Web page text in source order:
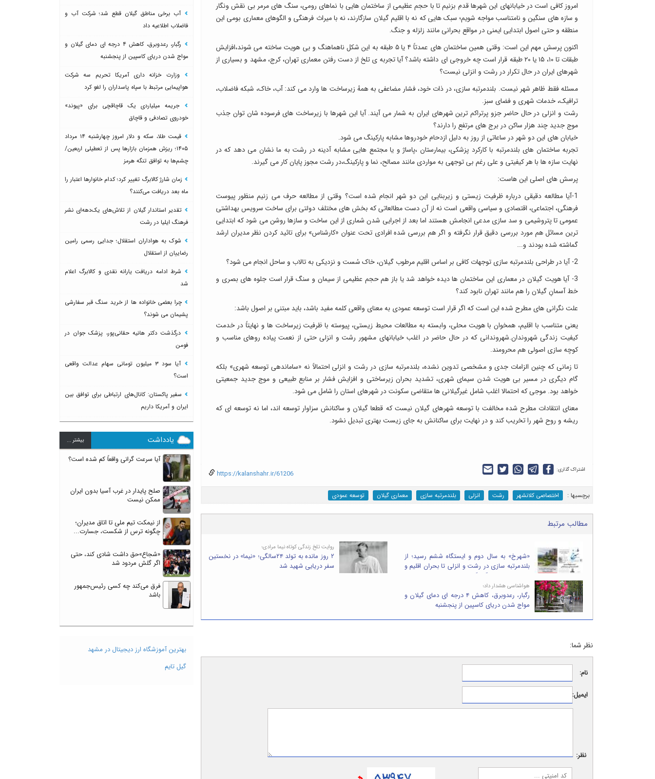
امروز کافی است در خیابانهای این شهرها قدم بزنیم تا با حجم عظیمی از ساختمان هایی با نماهای رومی، سنگ های مرمر بی نقش ونگار
و سازه های سنگین و نامتناسب مواجه شویم؛ سبک هایی که نه با اقلیم گیلان سازگارند، نه با میراث فرهنگی و الگوهای معماری بومی این
منطقه و حتی اصول ابتدایی ایمنی در مواقع بحرانی مانند زلزله و جنگ.
اکنون پرسش مهم این است: وقتی همین ساختمان های عمدتاً ۴ یا ۵ طبقه به این شکل ناهماهنگ و بی هویت ساخته می شوند،افزایش
طبقات تا ۱۰، ۱۵ یا ۲۰ طبقه قرار است چه خروجی ای داشته باشد؟ آیا تجربه ی تلخ از دست رفتن معماری تهران، کرج، مشهد و بسیاری از
شهرهای ایران در حال تکرار در رشت و انزلی نیست؟
مسئله فقط ظاهر شهر نیست. بلندمرتبه سازی، در ذات خود، فشار مضاعفی به همهٔ زیرساخت ها وارد می کند: آب، خاک، شبکه فاضلاب،
ترافیک، خدمات شهری و فضای سبز.
رشت و انزلی در حال حاضر جزو پرتراکم ترین شهرهای ایران به شمار می آیند. آیا این شهرها با زیرساخت های فرسوده شان توان جذب
موج جدید چند هزار ساکن در برج های مرتفع را دارند؟
خیابان های این دو شهر در ساعاتی از روز به دلیل ازدحام خودروها مشابه پارکینگ می شود.
تجربه ساختمان های بلندمرتبه با کارکرد پزشکی، بیمارستان ،پاساژ و یا مجتمع هایی مشابه آدینه در رشت به ما نشان می دهد که در
نهایت سازه ها با هر کیفیتی و علی رغم بی توجهی به مواردی مانند مصالح، نما و پارکینگ،در رشت مجوز پایان کار می گیرند.
پرسش های اصلی این هاست:
1-آیا مطالعه دقیقی درباره ظرفیت زیستی و زیربنایی این دو شهر انجام شده است؟ وقتی از مطالعه حرف می زنیم منظور پیوست
فرهنگی، اجتماعی، اقتصادی و سیاسی واقعی است نه از آن دست مطالعاتی که بخش های مختلف دولتی برای ساخت سرویس بهداشتی
عمومی تا پتروشیمی و سد سازی مدعی انجامش هستند اما بعد از اجرایی شدن شماری از این ساخت و سازها روشن می شود که ابتدایی
ترین مسائل هم مورد بررسی دقیق قرار نگرفته و اگر هم بررسی شده افرادی تحت عنوان «کارشناس» برای تائید کردن نظر مدیران ارشد
گماشته شده بودند و...
2- آیا در طراحی بلندمرتبه سازی توجهات کافی بر اساس اقلیم مرطوب گیلان، خاک سُست و نزدیکی به تالاب و ساحل انجام می شود؟
3- آیا هویت گیلان در معماری این ساختمان ها دیده خواهد شد یا باز هم حجم عظیمی از سیمان و سنگ قرار است جلوه های بصری و
خط آسمانِ گیلان را هم مانند تهران نابود کند؟
علت نگرانی های مطرح شده این است که اگر قرار است توسعه عمودی به معنای واقعی کلمه مفید باشد، باید مبتنی بر اصول باشد:
یعنی متناسب با اقلیم، همخوان با هویت محلی، وابسته به مطالعات محیط زیستی، پیوسته با ظرفیت زیرساخت ها و نهایتاً در خدمت
کیفیت زندگی شهروندان.شهروندانی که در حال حاضر در اغلب خیابانهای مشهور رشت و انزلی حتی از نعمت پیاده روهای مناسب و
کوچه سازی اصولی هم محرومند.
تا زمانی که چنین الزامات جدی و مشخصی تدوین نشده، بلندمرتبه سازی در رشت و انزلی احتمالاً نه «ساماندهی توسعه شهری» بلکه
گام دیگری در مسیر بی هویت شدن سیمای شهری، تشدید بحران زیرساختی و افزایش فشار بر منابع طبیعی و موج جدید جمعیتی
خواهد بود. موجی که احتمالا اغلب شامل غیرگیلانی ها متقاضی سکونت در شهرهای استان را شامل می شود.
معنای انتقادات مطرح شده مخالفت با توسعه شهرهای گیلان نیست که قطعا گیلان و ساکنانش سزاوار توسعه اند، اما نه توسعه ای که
ریشه و روح شهر را تخریب کند و در نهایت برای ساکنانش به جای زیست بهتری تبدیل نشود.
https://kalanshahr.ir/61206 اشتراک گذاری:
برچسب‎ها : اختصاصی کلانشهر رشت انزلی بلندمرتبه سازی معماری گیلان توسعه عمودی
مطالب مرتبط
«شهرخ» به سال دوم و ایستگاه ششم رسید؛ از
بلندمرتبه سازی در رشت و انزلی تا بحران اقلیم و
روایت های فرهنگی گیلان
روایت تلخ زندگی کوتاه نیما مرادی؛
۲ روز مانده به تولد ۲۴سالگی؛ «نیما» در نخستین
سفر دریایی شهید شد
هواشناسی هشدار داد؛
رگبار، رعدوبرق، کاهش ۴ درجه ای دمای گیلان و
مواج شدن دریای کاسپین از پنجشنبه
نظر شما:
نام:
ایمیل:
نظر:
آب برخی مناطق گیلان قطع شد؛ شرکت آب و
فاضلاب اطلاعیه داد
رگبار، رعدوبرق، کاهش ۴ درجه ای دمای گیلان و
مواج شدن دریای کاسپین از پنجشنبه
وزارت خزانه داری آمریکا تحریم سه شرکت
هواپیمایی مرتبط با سپاه پاسداران را لغو کرد
جریمه میلیاردی یک قاچاقچی برای «پیوند»
خودروی تصادفی و قاچاق
قیمت طلا، سکه و دلار امروز چهارشنبه ۱۴ مرداد
۱۴۰۵؛ ریزش همزمان بازارها پس از تعطیلی اربعین/
چشم‌ها به توافق تنگه هرمز
زمان شارژ کالابرگ تغییر کرد؛ کدام خانوارها اعتبار را
ماه بعد دریافت می‌کنند؟
تقدیر استاندار گیلان از تلاش‌های یک‌دهه‌ای نشر
فرهنگ ایلیا در رشت
شوک به هواداران استقلال؛ جدایی رسمی رامین
رضاییان از استقلال
شرط ادامه دریافت یارانه نقدی و کالابرگ اعلام
شد
چرا بعضی خانواده ها از خرید سنگ قبر سفارشی
پشیمان می شوند؟
درگذشت دکتر هانیه حقانی‌پور، پزشک جوان در
فومن
آیا سود ۳ میلیون تومانی سهام عدالت واقعی
است؟
سفیر پاکستان: کانال‌های ارتباطی برای توافق بین
ایران و آمریکا داریم
یادداشت بيشتر ...
آیا سرعت گرانی واقعاً کم شده است؟
صلح پایدار در غرب آسیا بدون ایران
ممکن نیست
از نیمکت تیم ملی تا اتاق مدیران؛
چگونه ترس از شکست، جسارت...
«شجاع»حق داشت شادی کند، حتی
اگر گلش مردود شد
فرق می‌کند چه کسی رئیس‌جمهور
باشد
بهترین آموزشگاه ارز دیجیتال در مشهد
گیل تایم